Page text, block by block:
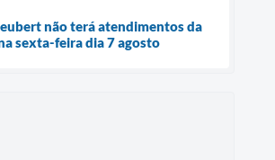
não terá atendimentos da
sexta-feira dia 7 agosto